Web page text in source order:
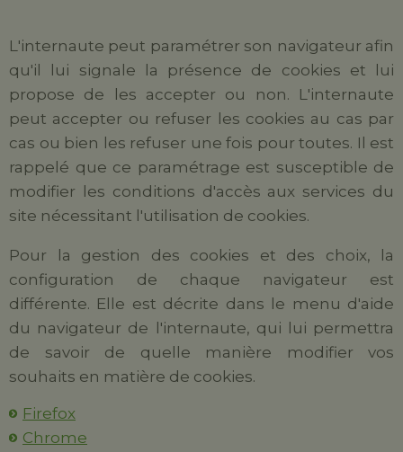
L'internaute peut paramétrer son navigateur afin
qu'il lui signale la présence de cookies et lui
propose de les accepter ou non. L'internaute
peut accepter ou refuser les cookies au cas par
cas ou bien les refuser une fois pour toutes. Il est
rappelé que ce paramétrage est susceptible de
modifier les conditions d'accès aux services du
site nécessitant l'utilisation de cookies.
Pour la gestion des cookies et des choix, la
configuration de chaque navigateur est
différente. Elle est décrite dans le menu d'aide
du navigateur de l'internaute, qui lui permettra
de savoir de quelle manière modifier vos
souhaits en matière de cookies.
Firefox
Chrome